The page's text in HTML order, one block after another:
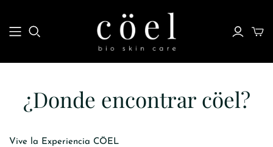
¿Donde encontrar cöel?
Vive la Experiencia CÖEL